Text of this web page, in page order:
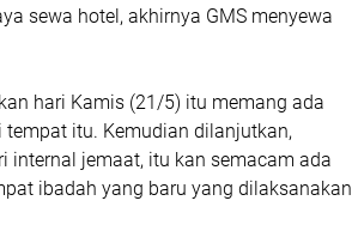
sewa hotel, akhirnya GMS menyewa
hari Kamis (21/5) itu memang ada
itu. Kemudian dilanjutkan,
internal jemaat, itu kan semacam ada
ibadah yang baru yang dilaksanakan